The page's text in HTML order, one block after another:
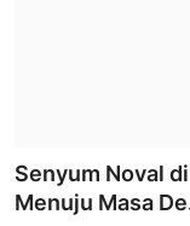
Senyum Noval
Menuju Masa